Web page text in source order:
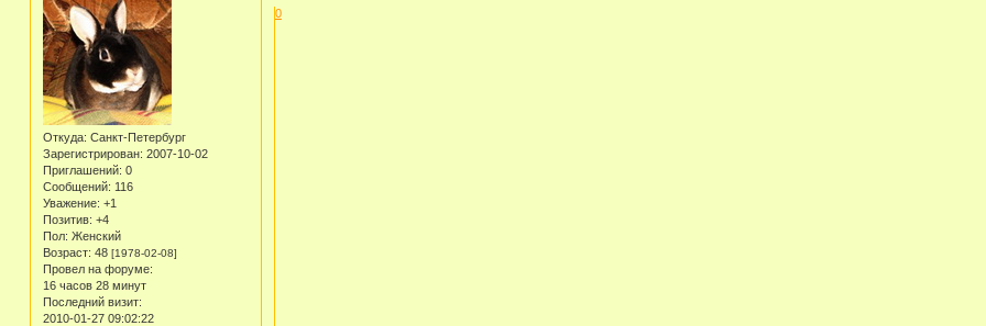
Откуда: Санкт-Петербург
Зарегистрирован: 2007-10-02
Приглашений: 0
Сообщений: 116
Уважение: +1
Позитив: +4
Пол: Женский
Возраст: 48 [1978-02-08]
Провел на форуме:
16 часов 28 минут
Последний визит:
2010-01-27 09:02:22
0